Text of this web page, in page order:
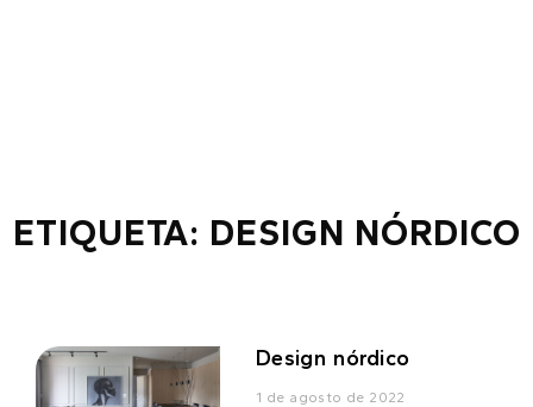
ETIQUETA: DESIGN NÓRDICO
Design nórdico
1 de agosto de 2022